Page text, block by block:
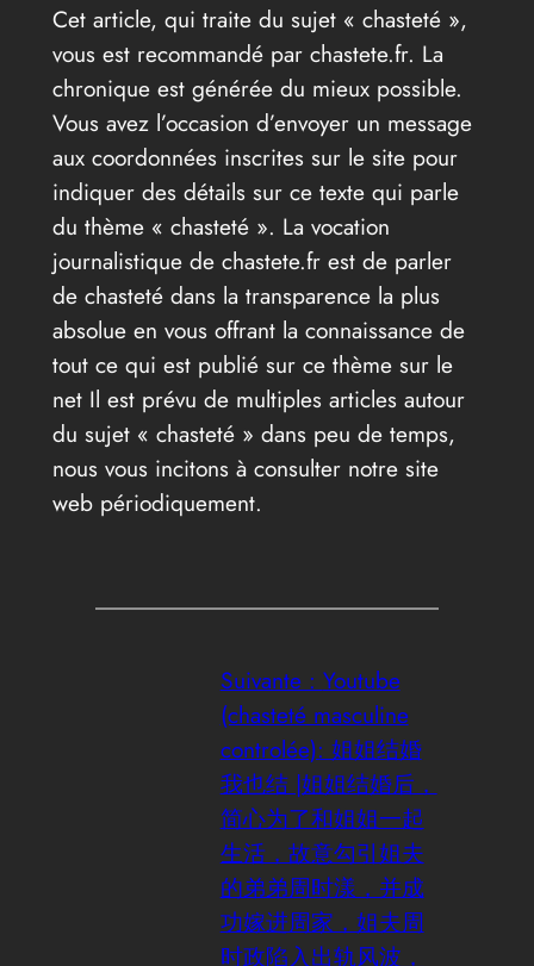
Cet article, qui traite du sujet « chasteté »,
vous est recommandé par chastete.fr. La
chronique est générée du mieux possible.
Vous avez l’occasion d’envoyer un message
aux coordonnées inscrites sur le site pour
indiquer des détails sur ce texte qui parle
du thème « chasteté ». La vocation
journalistique de chastete.fr est de parler
de chasteté dans la transparence la plus
absolue en vous offrant la connaissance de
tout ce qui est publié sur ce thème sur le
net Il est prévu de multiples articles autour
du sujet « chasteté » dans peu de temps,
nous vous incitons à consulter notre site
web périodiquement.
Suivante : Youtube
(chasteté masculine
controlée): 姐姐结婚
我也结 |姐姐结婚后，
简心为了和姐姐一起
生活，故意勾引姐夫
的弟弟周时漾，并成
功嫁进周家，姐夫周
时政陷入出轨风波，